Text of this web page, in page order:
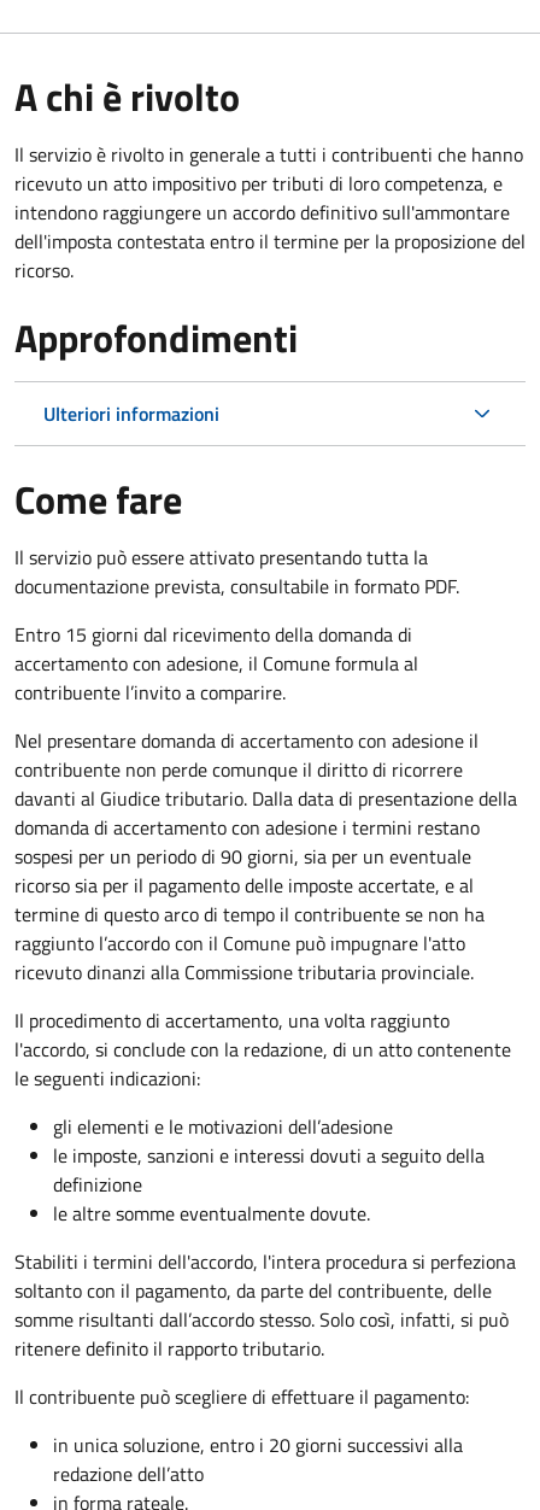
A chi è rivolto
Il servizioè rivolto in generale a tutti i contribuenti che hanno
ricevuto un atto impositivo per tributi di loro competenza, e
intendono raggiungere un accordo definitivo sull'ammontare
dell'imposta contestata entro il termine per la proposizione del
ricorso.
Approfondimenti
Ulteriori informazioni
Come fare
Il servizio può essere attivato presentando tutta la
documentazione prevista, consultabile in formato PDF.
Entro 15 giorni dal ricevimento della domanda di
accertamento con adesione, il Comune formula al
contribuente l’invito a comparire.
Nel presentare domanda di accertamento con adesione il
contribuente non perde comunque il diritto di ricorrere
davanti al Giudice tributario. Dalla data di presentazione della
domanda di accertamento con adesione i termini restano
sospesi per un periodo di 90 giorni, sia per un eventuale
ricorso sia per il pagamento delle imposte accertate, e al
termine di questo arco di tempo il contribuente se non ha
raggiunto l’accordo con il Comune può impugnare l'atto
ricevuto dinanzi alla Commissione tributaria provinciale.
Il procedimento di accertamento, una volta raggiunto
l'accordo, si conclude con la redazione, di un atto contenente
le seguenti indicazioni:
gli elementi e le motivazioni dell’adesione
le imposte, sanzioni e interessi dovuti a seguito della
definizione
le altre somme eventualmente dovute.
Stabiliti i termini dell'accordo, l'intera procedura si perfeziona
soltanto con il pagamento, da parte del contribuente, delle
somme risultanti dall’accordo stesso. Solo così, infatti, si può
ritenere definito il rapporto tributario.
Il contribuente può scegliere di effettuare il pagamento:
in unica soluzione, entro i 20 giorni successivi alla
redazione dell’atto
in forma rateale.